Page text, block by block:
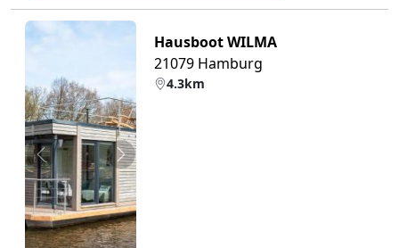
Zurück Weiter
Hausboot WILMA
21079 Hamburg
4.3km